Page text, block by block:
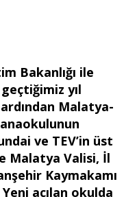
Bakanlığı ile
yıl
Malatya-
ve TEV’in üst
Malatya Valisi, İl
Kaymakamı
açılan okulda